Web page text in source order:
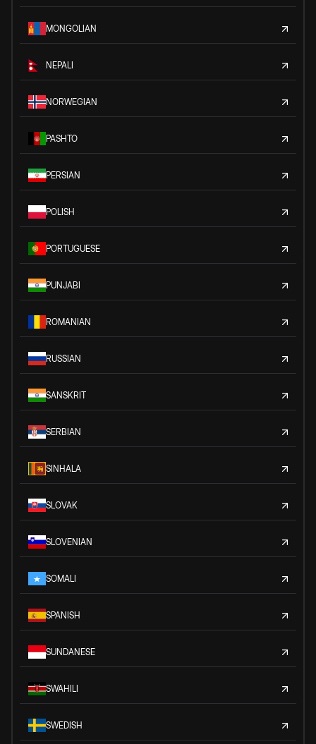
MONGOLIAN
NEPALI
NORWEGIAN
PASHTO
PERSIAN
POLISH
PORTUGUESE
PUNJABI
ROMANIAN
RUSSIAN
SANSKRIT
SERBIAN
SINHALA
SLOVAK
SLOVENIAN
SOMALI
SPANISH
SUNDANESE
SWAHILI
SWEDISH